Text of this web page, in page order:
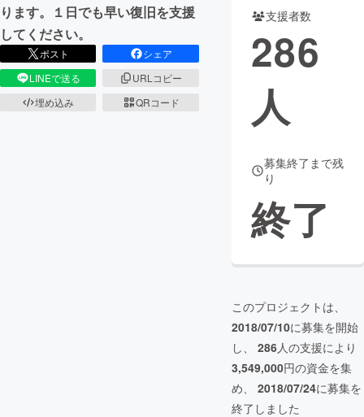
ります。１日でも早い復旧を支援
してください。
ポスト
シェア
LINEで送る
URLコピー
埋め込み
QRコード
支援者数
286
人
募集終了まで残
り
終了
このプロジェクトは、
2018/07/10に募集を開始
し、 286人の支援により
3,549,000円の資金を集
め、 2018/07/24に募集を
終了しました